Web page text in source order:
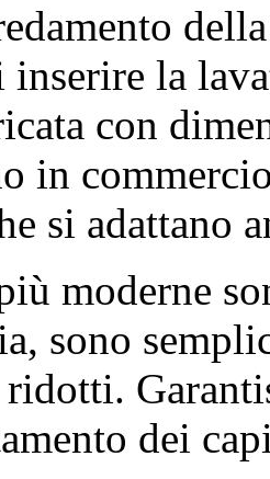
inserire la
con
in
si adattano
moderne
sono
dei